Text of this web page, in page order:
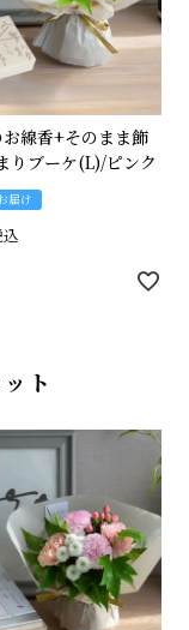
線香+そのまま飾
りブーケ(L)/ピンク
届け
込
ト